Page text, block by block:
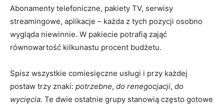
Abonamenty telefoniczne, pakiety TV, serwisy
streamingowe, aplikacje – każda z tych pozycji osobno
wygląda niewinnie. W pakiecie potrafią zająć
równowartość kilkunastu procent budżetu.
Spisz wszystkie comiesięczne usługi i przy każdej
postaw trzy znaki: potrzebne, do renegocjacji, do
wycięcia. Te dwie ostatnie grupy stanowią często gotowe